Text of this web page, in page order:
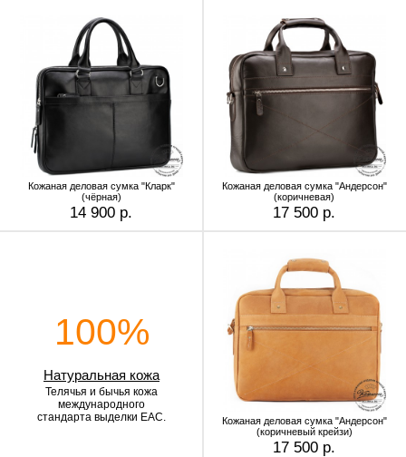
Кожаная деловая сумка "Кларк"
(чёрная)
14 900 р.
Кожаная деловая сумка "Андерсон"
(коричневая)
17 500 р.
100%
Натуральная кожа
Телячья и бычья кожа
международного
стандарта выделки EAC.
Кожаная деловая сумка "Андерсон"
(коричневый крейзи)
17 500 р.